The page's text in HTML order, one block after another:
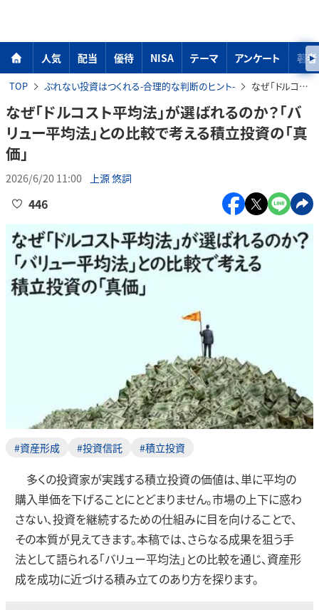
人気 配当 優待 NISA テーマ アンケート 著者
TOP ぶれない投資はつくれる-合理的な判断のヒント- なぜ「ドルコスト平均法」が選ばれるのか？「バリュー平均法」との比較で考える積立投資の「真価」
なぜ「ドルコスト平均法」が選ばれるのか？「バ
リュー平均法」との比較で考える積立投資の「真
価」
2026/6/20 11:00 上源 悠詞
446
#資産形成 #投資信託 #積立投資
多くの投資家が実践する積立投資の価値は、単に平均の
購入単価を下げることにとどまりません。市場の上下に惑わ
さない、投資を継続するための仕組みに目を向けることで、
その本質が見えてきます。本稿では、さらなる成果を狙う手
法として語られる「バリュー平均法」との比較を通じ、資産形
成を成功に近づける積み立てのあり方を探ります。